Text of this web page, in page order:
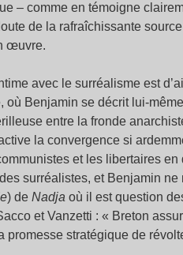
– comme en témoigne
de la rafraîchissante
œuvre.
avec le surréalisme est
où Benjamin se décrit lui-
entre la fronde
la convergence si
et les libertaires
surréalistes, et Benjamin
) de Nadja où il est question
et Vanzetti : « Breton
promesse stratégique de